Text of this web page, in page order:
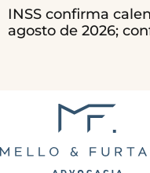
INSS confirma
agosto de 2026;